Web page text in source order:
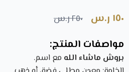
١٥٠ ر.س ٢٥٠ ر.س
مواصفات المنتج:
بروش ماشاء الله مع اسم.